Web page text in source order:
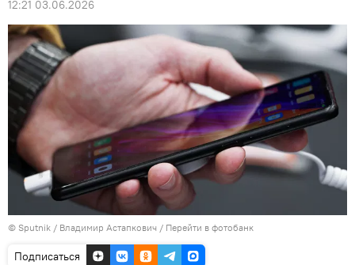
12:21 03.06.2026
© Sputnik / Владимир Астапкович / Перейти в фотобанк
Подписаться